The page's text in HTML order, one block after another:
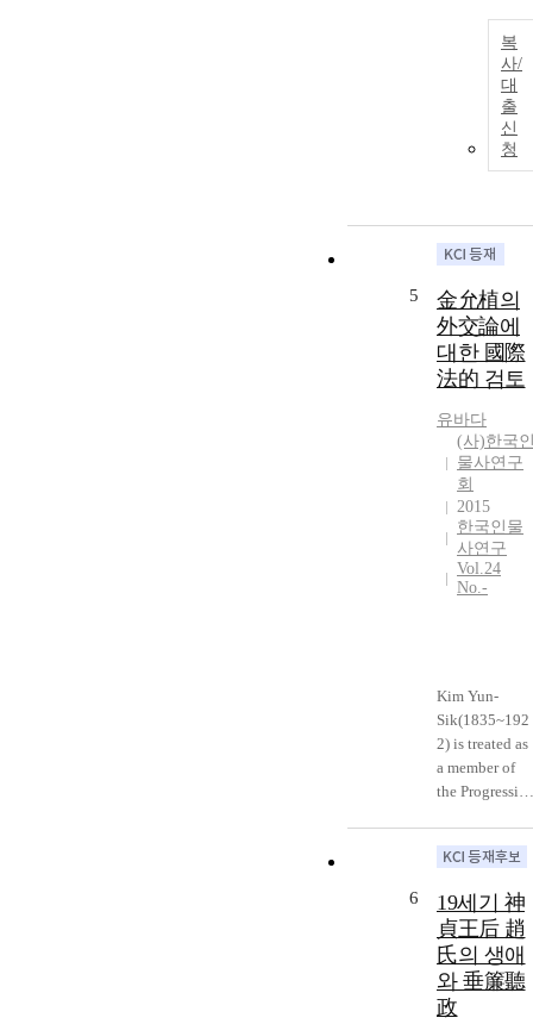
Confucianism
management
government
that had been
manipulated
of family study
of national
administration
and relief, his
attitude on the
Neo-
and politics,
understanding
of problematic
environments
around himself
and solutions
with the
authentic
to be authentic
to get the truth
and the real
effect, his
cognition of
rituals royal
and national
sustainability
of the Dynasty.
young. This
was the reason
to be a hot
issue at that
According to
character of
accident, the
of the accident
became a
sensitive
problem. As
the time flew,
two memories
conflicted
other. Jung
Chul or Ryu
Sung-Ryong.
The difference
of the memory
mainly due to
erased the
records of the
trial
1589~1592.
Second, there
distortion of
the historical
material
the Late Sun-
and the
Gwang-Hae
Reign. I
concluded that
복
사/
대
출
신
청
5
金允植의
外交論에
대한 國際
法的 검토
유바다
(사)한국
물사연구
회
2015
한국인물
사연구
Vol.24
No.-
Kim Yun-
Sik(1835~192
2) is treated as
a member of
the Progressive
modern
most
acquainted
with
diplomatic
affairs among
6
19세기 神
貞王后 趙
氏의 생애
와 垂簾聽
政